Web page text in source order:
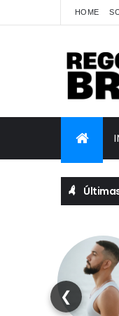
HOME
de um projeto
❮